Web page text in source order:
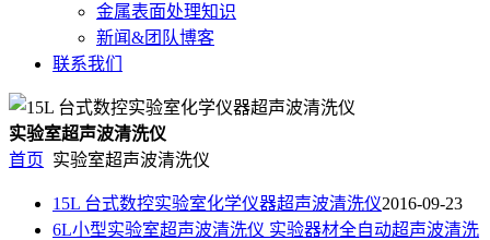
金属表面处理知识
新闻&团队博客
联系我们
实验室超声波清洗仪
首页 实验室超声波清洗仪
15L 台式数控实验室化学仪器超声波清洗仪2016-09-23
6L小型实验室超声波清洗仪 实验器材全自动超声波清洗